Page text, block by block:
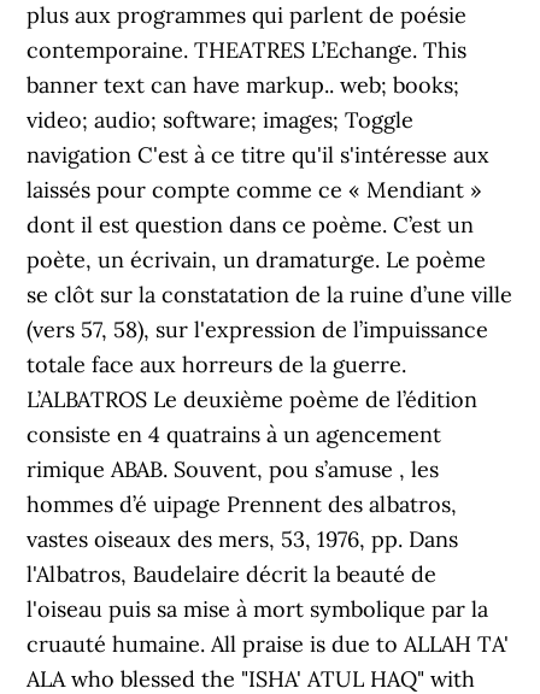
plus aux programmes qui parlent de poésie
contemporaine. THEATRES L’Echange. This
banner text can have markup.. web; books;
video; audio; software; images; Toggle
navigation C'est à ce titre qu'il s'intéresse aux
laissés pour compte comme ce « Mendiant »
dont il est question dans ce poème. C’est un
poète, un écrivain, un dramaturge. Le poème
se clôt sur la constatation de la ruine d’une ville
(vers 57, 58), sur l'expression de l’impuissance
totale face aux horreurs de la guerre.
L’ALBATROS Le deuxième poème de l’édition
consiste en 4 quatrains à un agencement
rimique ABAB. Souvent, pou s’amuse , les
hommes d’é uipage Prennent des albatros,
vastes oiseaux des mers, 53, 1976, pp. Dans
l'Albatros, Baudelaire décrit la beauté de
l'oiseau puis sa mise à mort symbolique par la
cruauté humaine. All praise is due to ALLAH TA'
ALA who blessed the "ISHA' ATUL HAQ" with